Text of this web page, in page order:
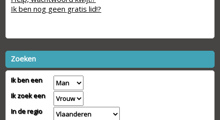
Ik ben nog geen gratis lid!?
Zoeken
Ik ben een
Ik zoek een
In de regio